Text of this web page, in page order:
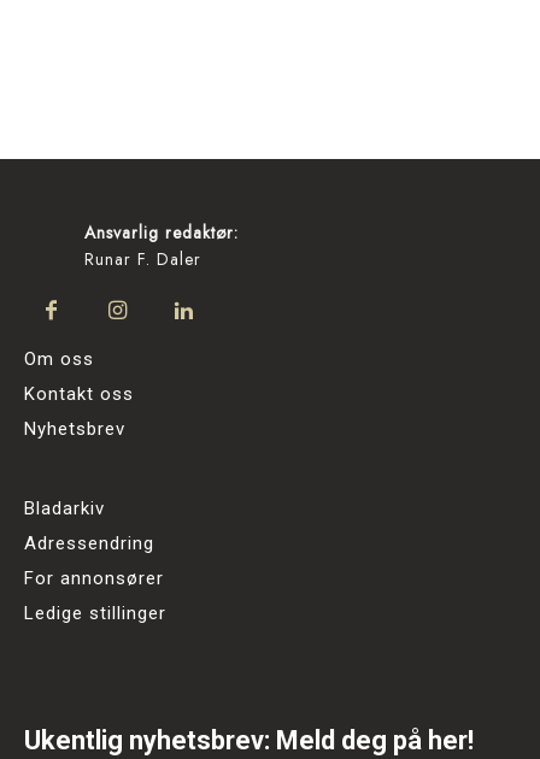
Ansvarlig redaktør:
Runar F. Daler
Om oss
Kontakt oss
Nyhetsbrev
Bladarkiv
Adressendring
For annonsører
Ledige stillinger
Ukentlig nyhetsbrev: Meld deg på her!